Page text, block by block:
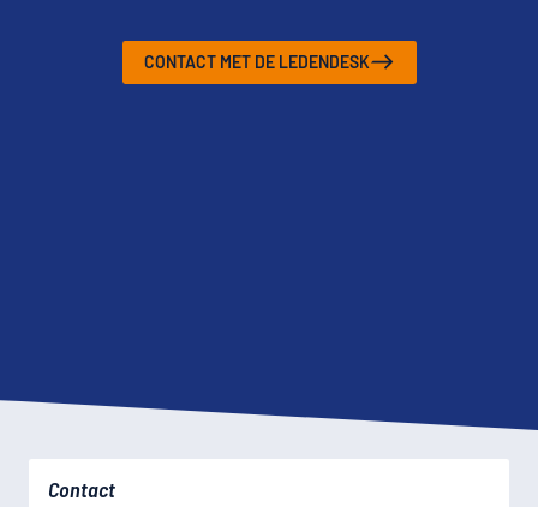
CONTACT MET DE LEDENDESK
Contact